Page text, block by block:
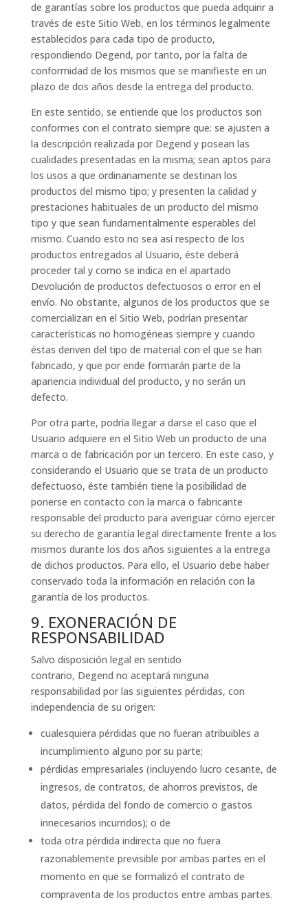
de garantías sobre los productos que pueda adquirir a
través de este Sitio Web, en los términos legalmente
establecidos para cada tipo de producto,
respondiendo Degend, por tanto, por la falta de
conformidad de los mismos que se manifieste en un
plazo de dos años desde la entrega del producto.
En este sentido, se entiende que los productos son
conformes con el contrato siempre que: se ajusten a
la descripción realizada por Degend y posean las
cualidades presentadas en la misma; sean aptos para
los usos a que ordinariamente se destinan los
productos del mismo tipo; y presenten la calidad y
prestaciones habituales de un producto del mismo
tipo y que sean fundamentalmente esperables del
mismo. Cuando esto no sea así respecto de los
productos entregados al Usuario, éste deberá
proceder tal y como se indica en el apartado
Devolución de productos defectuosos o error en el
envío. No obstante, algunos de los productos que se
comercializan en el Sitio Web, podrían presentar
características no homogéneas siempre y cuando
éstas deriven del tipo de material con el que se han
fabricado, y que por ende formarán parte de la
apariencia individual del producto, y no serán un
defecto.
Por otra parte, podría llegar a darse el caso que el
Usuario adquiere en el Sitio Web un producto de una
marca o de fabricación por un tercero. En este caso, y
considerando el Usuario que se trata de un producto
defectuoso, éste también tiene la posibilidad de
ponerse en contacto con la marca o fabricante
responsable del producto para averiguar cómo ejercer
su derecho de garantía legal directamente frente a los
mismos durante los dos años siguientes a la entrega
de dichos productos. Para ello, el Usuario debe haber
conservado toda la información en relación con la
garantía de los productos.
9. EXONERACIÓN DE
RESPONSABILIDAD
Salvo disposición legal en sentido
contrario, Degend no aceptará ninguna
responsabilidad por las siguientes pérdidas, con
independencia de su origen:
cualesquiera pérdidas que no fueran atribuibles a
incumplimiento alguno por su parte;
pérdidas empresariales (incluyendo lucro cesante, de
ingresos, de contratos, de ahorros previstos, de
datos, pérdida del fondo de comercio o gastos
innecesarios incurridos); o de
toda otra pérdida indirecta que no fuera
razonablemente previsible por ambas partes en el
momento en que se formalizó el contrato de
compraventa de los productos entre ambas partes.